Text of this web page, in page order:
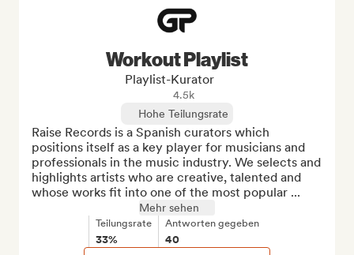
Workout Playlist
Playlist-Kurator
4.5k
Hohe Teilungsrate
Raise Records is a Spanish curators which
positions itself as a key player for musicians and
professionals in the music industry. We selects and
highlights artists who are creative, talented and
whose works fit into one of the most popular ...
Mehr sehen
Teilungsrate
33%
Antworten gegeben
40